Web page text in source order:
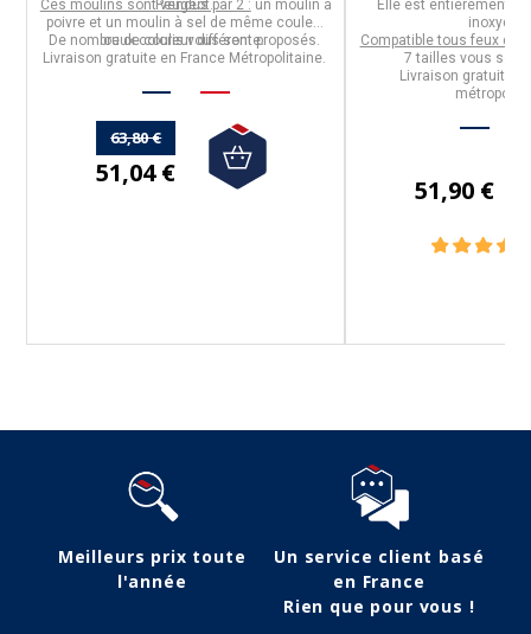
Peugeot.
Ces moulins sont vendus par 2 : un moulin à
poivre et un moulin à sel de même couleur
ou de couleur différente.
De nombreux coloris vous sont proposés.
Livraison gratuite en France Métropolitaine.
63,80 €
51,04 €
Elle est entièrement
Compatible tous feux
7 tailles vous sont
Livraison gratuite
51,90 €
Meilleurs prix toute
l'année
Un service client basé
en France
Rien que pour vous !